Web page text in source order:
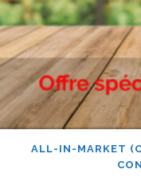
ALL-IN-MARKET